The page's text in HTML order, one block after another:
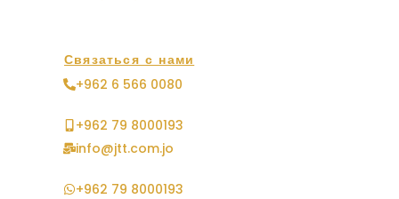
Связаться с нами
+962 6 566 0080
+962 79 8000193
info@jtt.com.jo
+962 79 8000193